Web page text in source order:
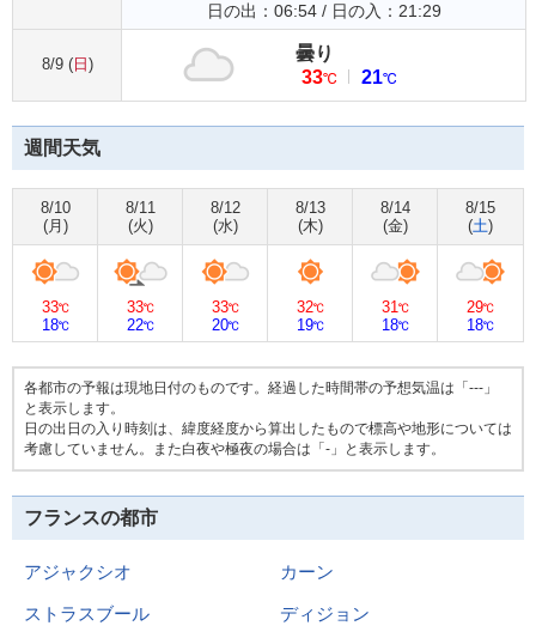
日の出：06:54 / 日の入：21:29
8/9 (日 )
曇り
33℃ 21℃
週間天気
8/10
(月 )
8/11
(火)
8/12
(水)
8/13
(木)
8/14
(金)
8/15
(土)
33℃
18℃
33℃
22℃
33℃
20℃
32℃
19℃
31℃
18℃
29℃
18℃
各都市の予報は現地日付のものです。経過した時間帯の予想気温は「---」
と表示します。
日の出日の入り時刻は、緯度経度から算出したもので標高や地形については
考慮していません。また白夜や極夜の場合は「-」と表示します。
フランスの都市
アジャクシオ カーン
ストラスブール ディジョン